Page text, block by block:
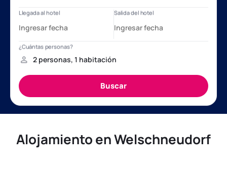
Alojamiento en Welschneudorf